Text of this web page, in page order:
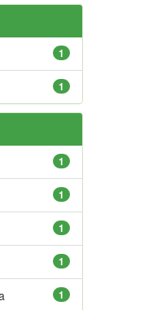
1
1
1
1
1
1
1